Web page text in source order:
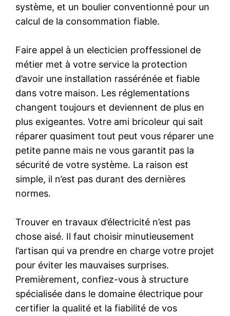
système, et un boulier conventionné pour un
calcul de la consommation fiable.
Faire appel à un electicien proffessionel de
métier met à votre service la protection
d’avoir une installation rassérénée et fiable
dans votre maison. Les réglementations
changent toujours et deviennent de plus en
plus exigeantes. Votre ami bricoleur qui sait
réparer quasiment tout peut vous réparer une
petite panne mais ne vous garantit pas la
sécurité de votre système. La raison est
simple, il n’est pas durant des dernières
normes.
Trouver en travaux d’électricité n’est pas
chose aisé. Il faut choisir minutieusement
l’artisan qui va prendre en charge votre projet
pour éviter les mauvaises surprises.
Premièrement, confiez-vous à structure
spécialisée dans le domaine électrique pour
certifier la qualité et la fiabilité de vos